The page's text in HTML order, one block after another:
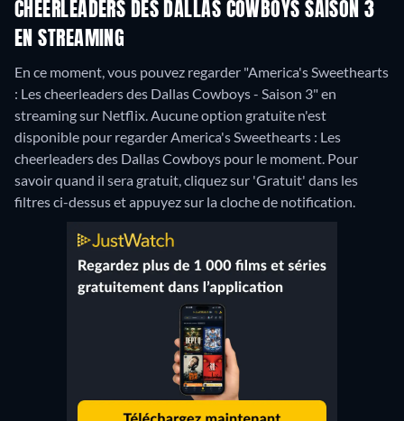
CHEERLEADERS DES DALLAS COWBOYS SAISON 3
EN STREAMING
En ce moment, vous pouvez regarder "America's Sweethearts
: Les cheerleaders des Dallas Cowboys - Saison 3" en
streaming sur Netflix.Aucune option gratuite n'est
disponible pour regarder America's Sweethearts : Les
cheerleaders des Dallas Cowboys pour le moment. Pour
savoir quand il sera gratuit, cliquez sur 'Gratuit' dans les
filtres ci-dessus et appuyez sur la cloche de notification.